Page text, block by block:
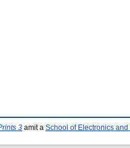
3 amit a School of Electronics